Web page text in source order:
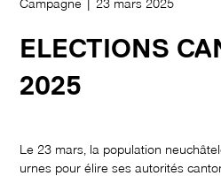
ELECTIONS
2025
Le 23 mars, la population
urnes pour élire ses autorités